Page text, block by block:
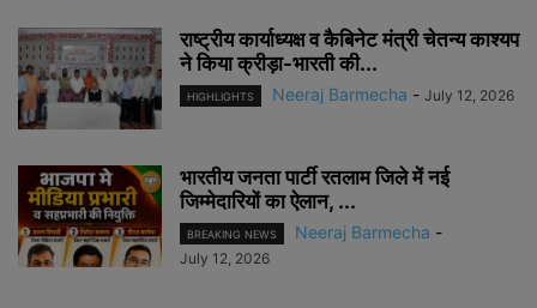
राष्ट्रीय कार्याध्यक्ष व कैबिनेट मंत्री चेतन्य काश्यप
ने किया क्रीड़ा-भारती की...
HIGHLIGHTS Neeraj Barmecha - July 12, 2026
भारतीय जनता पार्टी रतलाम जिले में नई
जिम्मेदारियों का ऐलान, ...
BREAKING NEWS Neeraj Barmecha -
July 12, 2026